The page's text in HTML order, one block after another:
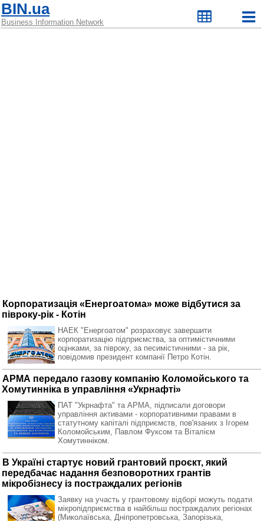
BIN.ua
Business Information Network
Корпоратизація «Енергоатома» може відбутися за
півроку-рік - Котін
НАЕК "Енергоатом" розраховує завершити
корпоратизацію підприємства, за оптимістичними
оцінками, за півроку, за песимістичними - за рік,
повідомив президент компанії Петро Котін.
АРМА передало газову компанію Коломойського та
Хомутинніка в управління «Укрнафті»
ПАТ "Укрнафта" та АРМА, підписали договори
управління активами - корпоративними правами в
статутному капіталі підприємств, пов'язаних з Ігорем
Коломойським, Павлом Фуксом та Віталієм
Хомутинніком.
В Україні стартує новий грантовий проєкт, який
передбачає надання безповоротних грантів
мікробізнесу із постраждалих регіонів
Заявку на участь у грантовому відборі можуть подати
мікропідприємства в найбільш постраждалих регіонах
(Миколаївська, Дніпропетровська, Запорізька,